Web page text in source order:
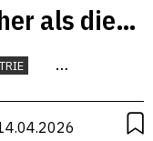
als die